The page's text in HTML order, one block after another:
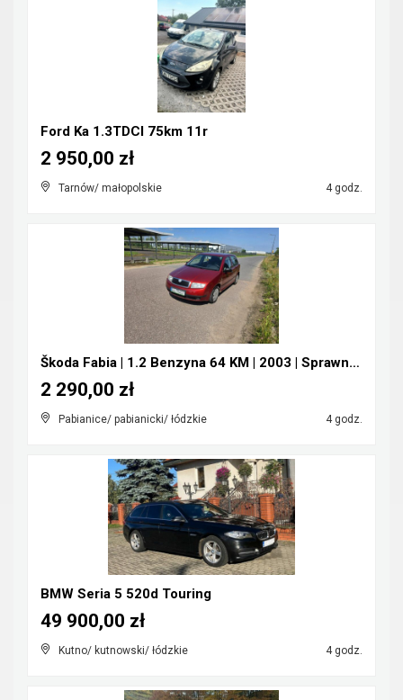
Ford Ka 1.3TDCI 75km 11r
Tarnów/ małopolskie 4 godz.
2 950,00 zł
Škoda Fabia | 1.2 Benzyna 64 KM | 2003 | Sprawna |...
Pabianice/ pabianicki/ łódzkie 4 godz.
2 290,00 zł
BMW Seria 5 520d Touring
Kutno/ kutnowski/ łódzkie 4 godz.
49 900,00 zł